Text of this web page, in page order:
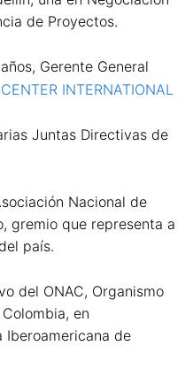
de Proyectos.
Gerente General
INTERNATIONAL
Juntas Directivas de
Nacional de
gremio que representa a
país.
del ONAC, Organismo
en
Iberoamericana de